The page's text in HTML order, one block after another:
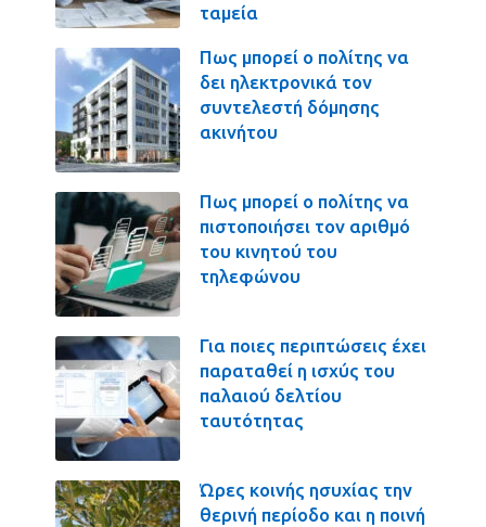
ταμεία
Πως μπορεί ο πολίτης να
δει ηλεκτρονικά τον
συντελεστή δόμησης
ακινήτου
Πως μπορεί ο πολίτης να
πιστοποιήσει τον αριθμό
του κινητού του
τηλεφώνου
Για ποιες περιπτώσεις έχει
παραταθεί η ισχύς του
παλαιού δελτίου
ταυτότητας
Ώρες κοινής ησυχίας την
θερινή περίοδο και η ποινή